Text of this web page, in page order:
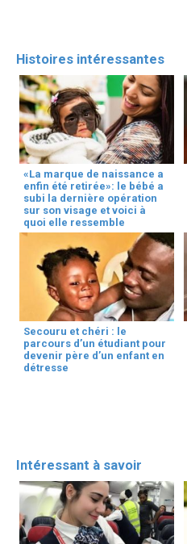
Histoires intéressantes
«La marque de naissance a
enfin été retirée»: le bébé a
subi la dernière opération
sur son visage et voici à
quoi elle ressemble
Secouru et chéri : le
parcours d’un étudiant pour
devenir père d’un enfant en
détresse
Intéressant à savoir